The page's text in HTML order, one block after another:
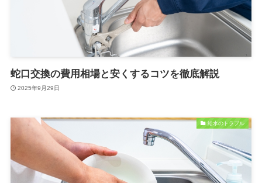
蛇口交換の費用相場と安くするコツを徹底解説
2025年9月29日
給水のトラブル